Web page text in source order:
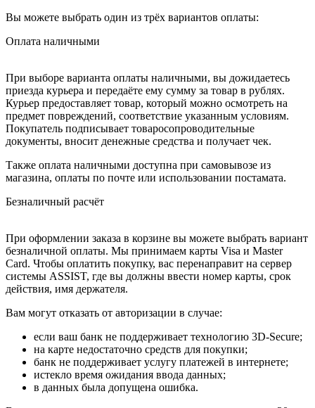
Вы можете выбрать один из трёх вариантов оплаты:
Оплата наличными
При выборе варианта оплаты наличными, вы дожидаетесь
приезда курьера и передаёте ему сумму за товар в рублях.
Курьер предоставляет товар, который можно осмотреть на
предмет повреждений, соответствие указанным условиям.
Покупатель подписывает товаросопроводительные
документы, вносит денежные средства и получает чек.
Также оплата наличными доступна при самовывозе из
магазина, оплаты по почте или использовании постамата.
Безналичный расчёт
При оформлении заказа в корзине вы можете выбрать вариант
безналичной оплаты. Мы принимаем карты Visa и Master
Card. Чтобы оплатить покупку, вас перенаправит на сервер
системы ASSIST, где вы должны ввести номер карты, срок
действия, имя держателя.
Вам могут отказать от авторизации в случае:
если ваш банк не поддерживает технологию 3D-Secure;
на карте недостаточно средств для покупки;
банк не поддерживает услугу платежей в интернете;
истекло время ожидания ввода данных;
в данных была допущена ошибка.